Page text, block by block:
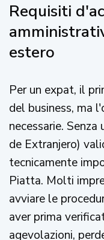
Requisiti
estero
Per un expat, il
del business, ma
necessarie.
de Extranjero)
tecnicamente
Piatta. Molti
avviare le
aver prima
agevolazioni,